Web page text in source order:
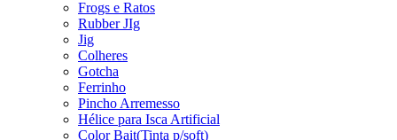
Frogs e Ratos
Rubber JIg
Jig
Colheres
Gotcha
Ferrinho
Pincho Arremesso
Hélice para Isca Artificial
Color Bait(Tinta p/soft)